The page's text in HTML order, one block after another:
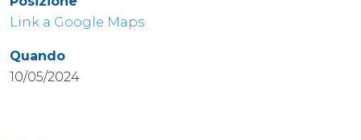
Link a Google Maps
Quando
10/05/2024